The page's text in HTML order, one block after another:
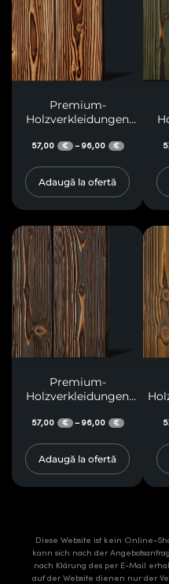
Premium-
Holzverkleidungen
57,00 € – 96,00 €
Adaugă la ofertă
Premium-
Holzverkleidungen
57,00 € – 96,00 €
Adaugă la ofertă
Diese Website ist kein Online-
kann sich nach der
nach Klärung des per E-Mail
auf der Website dienen nur der